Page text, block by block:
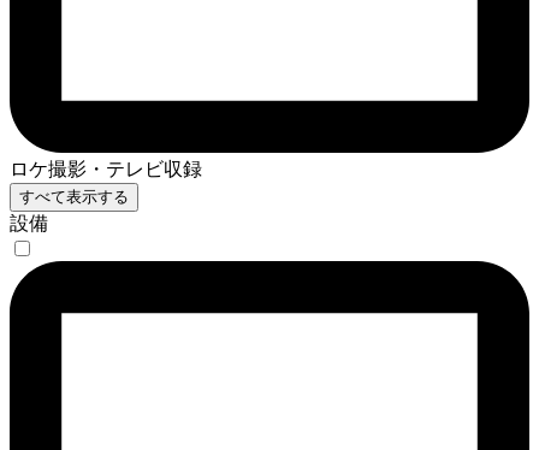
ロケ撮影・テレビ収録
すべて表示する
設備